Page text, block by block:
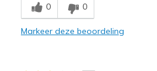
Beste toepassingen
Casual Wear
0 0
Markeer deze beoordeling